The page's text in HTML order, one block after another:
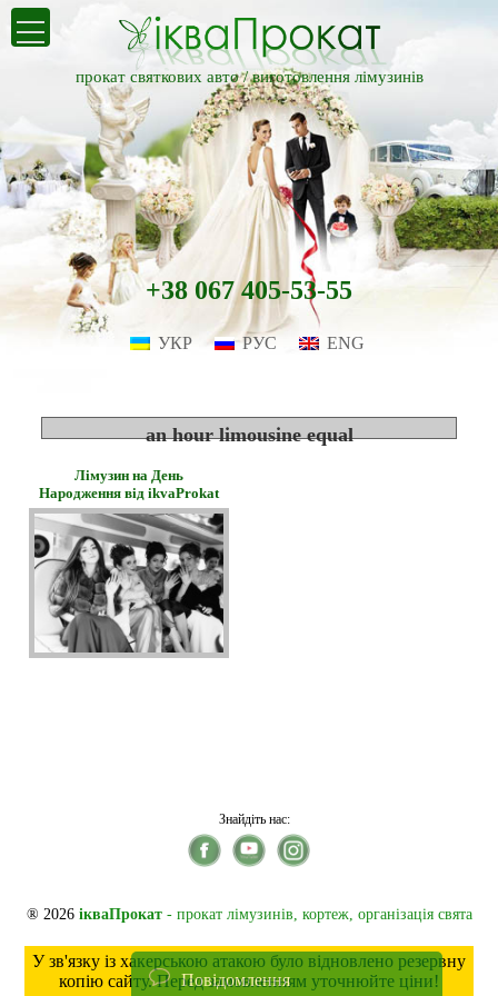
прокат святкових авто /виготовлення лімузинів
+38 067 405-53-55
УКР РУС ENG
an hour limousine equal
Лімузин на День
Народження від ikvaProkat
Знайдіть нас:
® 2026 ікваПрокат- прокат лімузинів, кортеж, організація свята
У зв'язку із хакерською атакою було відновлено резервну
копію сайту. Перед замовленням уточнюйте ціни!
Повідомлення